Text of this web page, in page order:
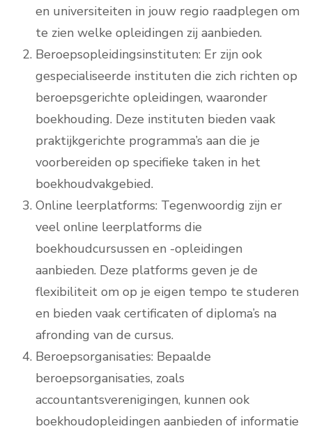
en universiteiten in jouw regio raadplegen om
te zien welke opleidingen zij aanbieden.
Beroepsopleidingsinstituten: Er zijn ook
gespecialiseerde instituten die zich richten op
beroepsgerichte opleidingen, waaronder
boekhouding. Deze instituten bieden vaak
praktijkgerichte programma’s aan die je
voorbereiden op specifieke taken in het
boekhoudvakgebied.
Online leerplatforms: Tegenwoordig zijn er
veel online leerplatforms die
boekhoudcursussen en -opleidingen
aanbieden. Deze platforms geven je de
flexibiliteit om op je eigen tempo te studeren
en bieden vaak certificaten of diploma’s na
afronding van de cursus.
Beroepsorganisaties: Bepaalde
beroepsorganisaties, zoals
accountantsverenigingen, kunnen ook
boekhoudopleidingen aanbieden of informatie